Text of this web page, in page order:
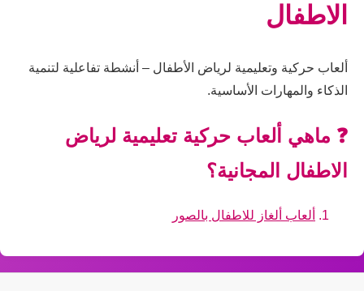
الاطفال
ألعاب حركية وتعليمية لرياض الأطفال – أنشطة تفاعلية لتنمية
الذكاء والمهارات الأساسية.
❓ ماهي ألعاب حركية تعليمية لرياض
الاطفال المجانية؟
ألعاب ألغاز للاطفال بالصور